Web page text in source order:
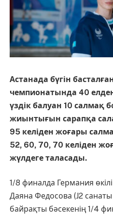
Астанада бүгін
чемпионатында 40
үздік балуан 10 салмақ
жиынтығын сарапқа
95 келіден жоғары
52, 60, 70, 70 келіден
жүлдеге таласады.
1/8 финалда Германия
Даяна Федосова (J2
байрақты бәсекенің 1/4